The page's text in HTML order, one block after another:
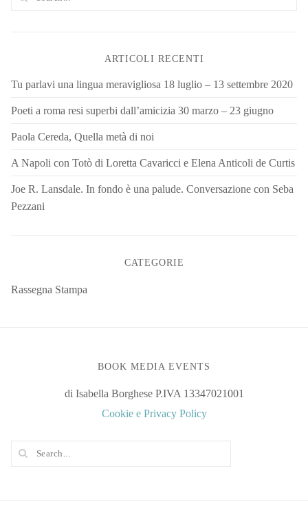
ARTICOLI RECENTI
Tu parlavi una lingua meravigliosa 18 luglio – 13 settembre 2020
Poeti a roma resi superbi dall’amicizia 30 marzo – 23 giugno
Paola Cereda, Quella metà di noi
A Napoli con Totò di Loretta Cavaricci e Elena Anticoli de Curtis
Joe R. Lansdale. In fondo è una palude. Conversazione con Seba
Pezzani
CATEGORIE
Rassegna Stampa
BOOK MEDIA EVENTS
di Isabella Borghese P.IVA 13347021001
Cookie e Privacy Policy